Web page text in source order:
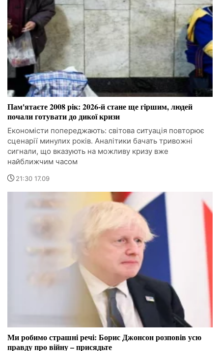
Пам'ятаєте 2008 рік: 2026-й стане ще гіршим, людей
почали готувати до дикої кризи
Економісти попереджають: світова ситуація повторює
сценарії минулих років. Аналітики бачать тривожні
сигнали, що вказують на можливу кризу вже
найближчим часом
21:30 17.09
Ми робимо страшні речі: Борис Джонсон розповів усю
правду про війну – присядьте